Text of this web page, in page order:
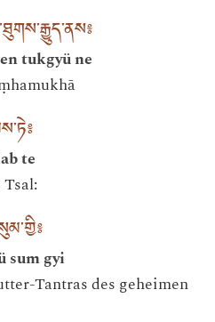
tukgyü ne
te
sum gyi
Tantras des geheimen